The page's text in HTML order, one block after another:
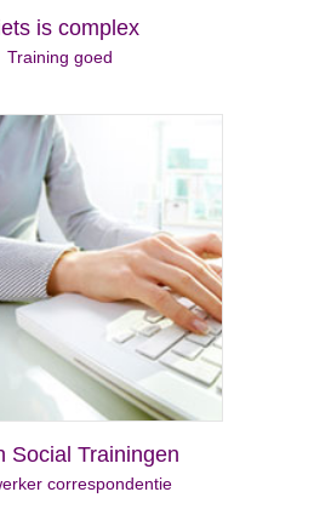
is complex
Training goed
Social Trainingen
correspondentie